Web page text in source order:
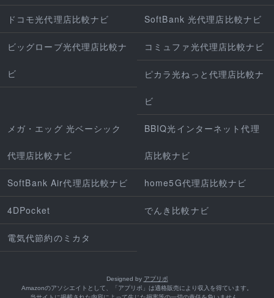
ドコモ光代理店比較ナビ SoftBank 光代理店比較ナビ
ビッグローブ光代理店比較ナ
ビ
コミュファ光代理店比較ナビ
ピカラ光ねっと代理店比較ナ
ビ
メガ・エッグ 光ベーシック
代理店比較ナビ
BBIQ光インターネット代理
店比較ナビ
SoftBank Air代理店比較ナビ home5G代理店比較ナビ
4DPocket でんき比較ナビ
電気代節約のミカタ
Designed by アプリポ
Amazonのアソシエイトとして、「アプリポ」は適格販売により収入を得ています。